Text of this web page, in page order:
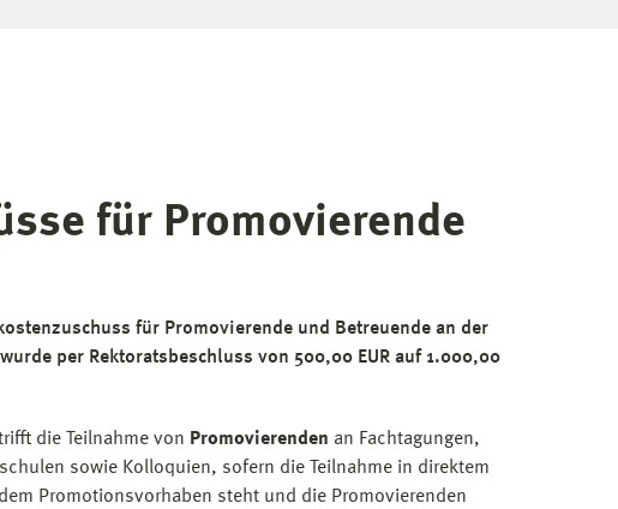
für Promovierende
für Promovierende und Betreuende an der
per Rektoratsbeschluss von 500,00 EUR auf 1.000,00
die Teilnahme von Promovierenden an Fachtagungen,
sowie Kolloquien, sofern die Teilnahme in direktem
Promotionsvorhaben steht und die Promovierenden